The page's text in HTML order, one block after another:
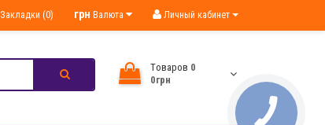
Личный кабинет
грн Валюта
Закладки (0)
Tоваров 0
0грн